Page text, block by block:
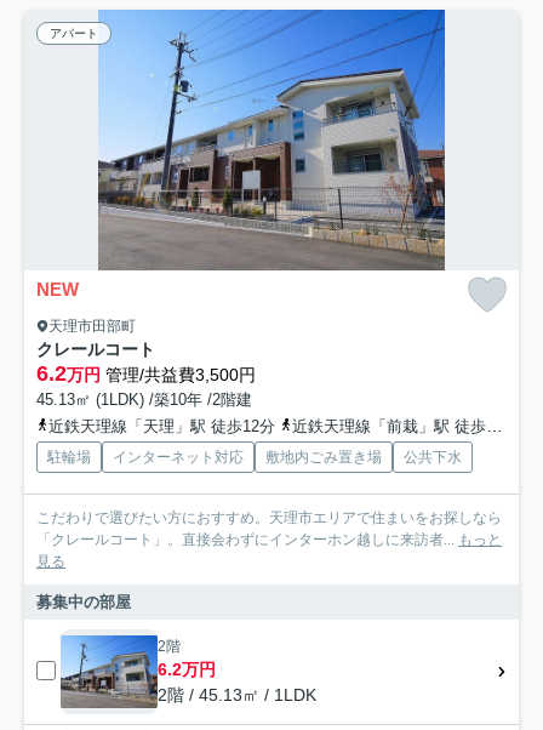
アパート
NEW
天理市田部町
クレールコート
6.2万円 管理/共益費3,500円
45.13㎡ (1LDK) /築10年 /2階建
近鉄天理線「天理」駅 徒歩12分
近鉄天理線「前栽」駅 徒歩24分
駐輪場 インターネット対応 敷地内ごみ置き場 公共下水
こだわりで選びたい方におすすめ。天理市エリアで住まいをお探しなら
「クレールコート」。直接会わずにインターホン越しに来訪者...
もっと
見る
募集中の部屋
2階
6.2万円
2階 / 45.13㎡ / 1LDK